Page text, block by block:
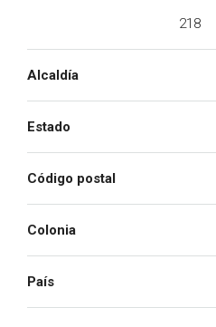
218
Alcaldía
Estado
Código postal
Colonia
País